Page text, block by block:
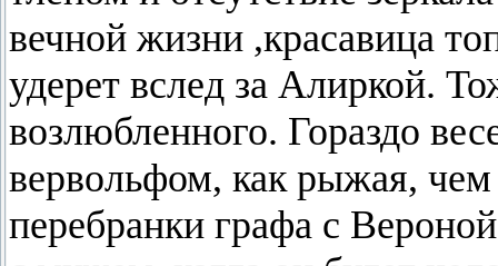
вечной жизни ,красавица
удерет вслед за Алиркой.
возлюбленного. Гораздо
вервольфом, как рыжая,
перебранки графа с